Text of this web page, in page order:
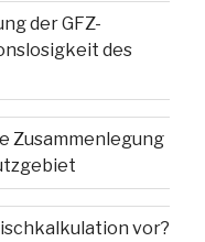
der GFZ-
des
Zusammenlegung
vor?